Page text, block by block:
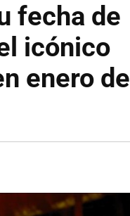
fecha de
icónico
enero de